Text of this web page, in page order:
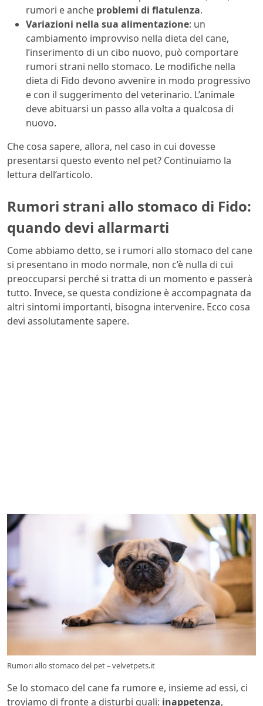
rumori e anche problemi di flatulenza.
Variazioni nella sua alimentazione: un
cambiamento improvviso nella dieta del cane,
l’inserimento di un cibo nuovo, può comportare
rumori strani nello stomaco. Le modifiche nella
dieta di Fido devono avvenire in modo progressivo
e con il suggerimento del veterinario. L’animale
deve abituarsi un passo alla volta a qualcosa di
nuovo.
Che cosa sapere, allora, nel caso in cui dovesse
presentarsi questo evento nel pet? Continuiamo la
lettura dell’articolo.
Rumori strani allo stomaco di Fido:
quando devi allarmarti
Come abbiamo detto, se i rumori allo stomaco del cane
si presentano in modo normale, non c’è nulla di cui
preoccuparsi perché si tratta di un momento e passerà
tutto. Invece, se questa condizione è accompagnata da
altri sintomi importanti, bisogna intervenire. Ecco cosa
devi assolutamente sapere.
Rumori allo stomaco del pet – velvetpets.it
Se lo stomaco del cane fa rumore e, insieme ad essi, ci
troviamo di fronte a disturbi quali: inappetenza,